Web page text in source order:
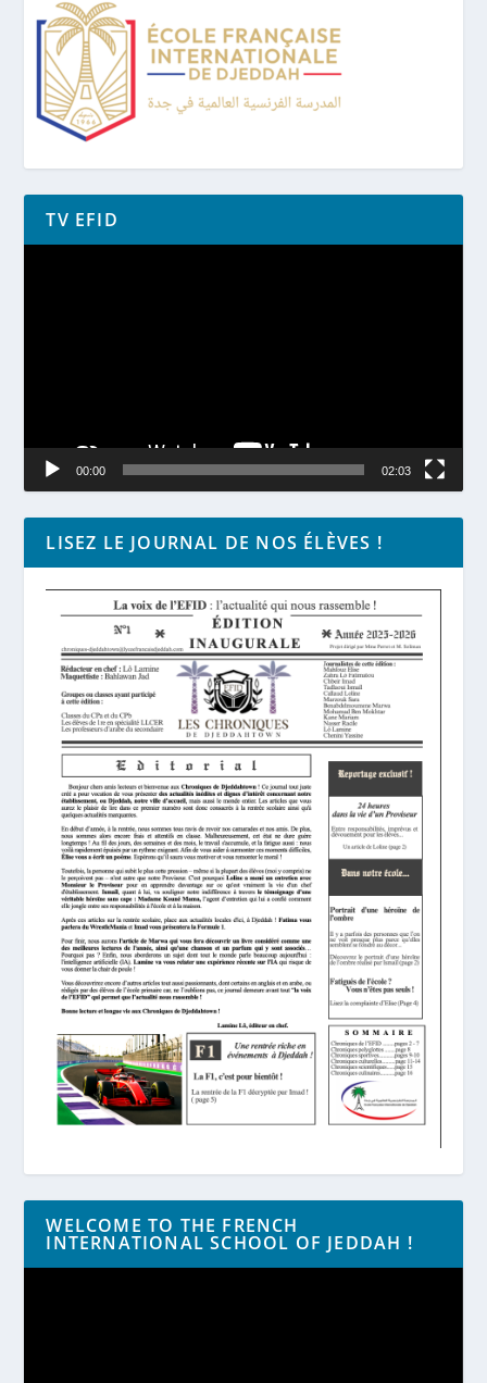
TV EFID
00:00 02:03
LISEZ LE JOURNAL DE NOS ÉLÈVES !
WELCOME TO THE FRENCH
INTERNATIONAL SCHOOL OF JEDDAH !
Lecteur